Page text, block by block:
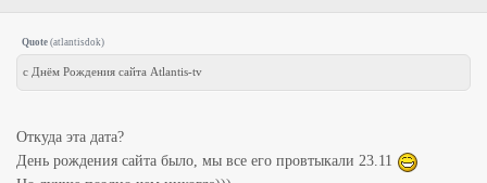
Quote (atlantisdok)
с Днём Рождения сайта Atlantis-tv
Откуда эта дата?
День рождения сайта было, мы все его провтыкали 23.11